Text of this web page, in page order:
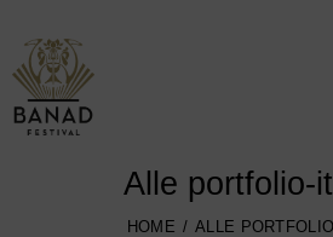
Alle portfolio-
HOME ALLE